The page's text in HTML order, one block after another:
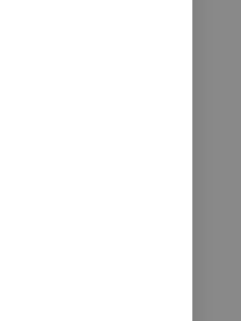
zamówień.
mobilnych, coraz większą
do skanowania kodów w
Ta elastyczność
identyfikacji produktów
procesów logistycznych.
informacji z
systemów zarządzania.
monitorowanie oraz
kodów kreskowych i